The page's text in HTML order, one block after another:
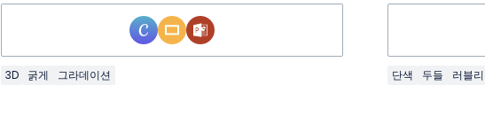
3D 굵게 그라데이션 단색 두들 러블리